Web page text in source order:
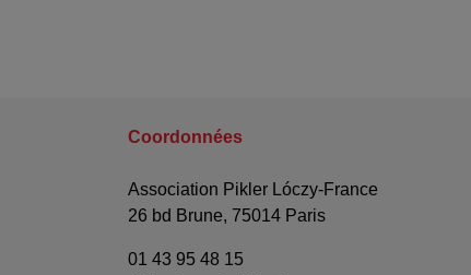
Coordonnées
Association Pikler Lóczy-France
26 bd Brune, 75014 Paris
01 43 95 48 15